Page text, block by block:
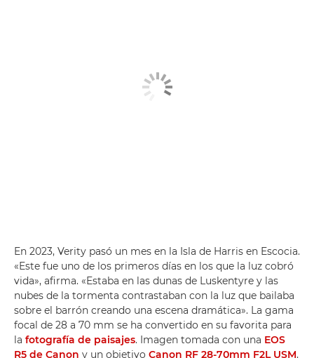
En 2023, Verity pasó un mes en la Isla de Harris en Escocia.
«Este fue uno de los primeros días en los que la luz cobró
vida», afirma. «Estaba en las dunas de Luskentyre y las
nubes de la tormenta contrastaban con la luz que bailaba
sobre el barrón creando una escena dramática». La gama
focal de 28 a 70 mm se ha convertido en su favorita para
la fotografía de paisajes. Imagen tomada con una EOS
R5 de Canon y un objetivo Canon RF 28-70mm F2L USM,